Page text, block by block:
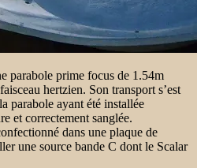
parabole prime focus de 1.54m
hertzien. Son transport s’est
parabole ayant été installée
et correctement sanglée.
dans une plaque de
une source bande C dont le Scalar